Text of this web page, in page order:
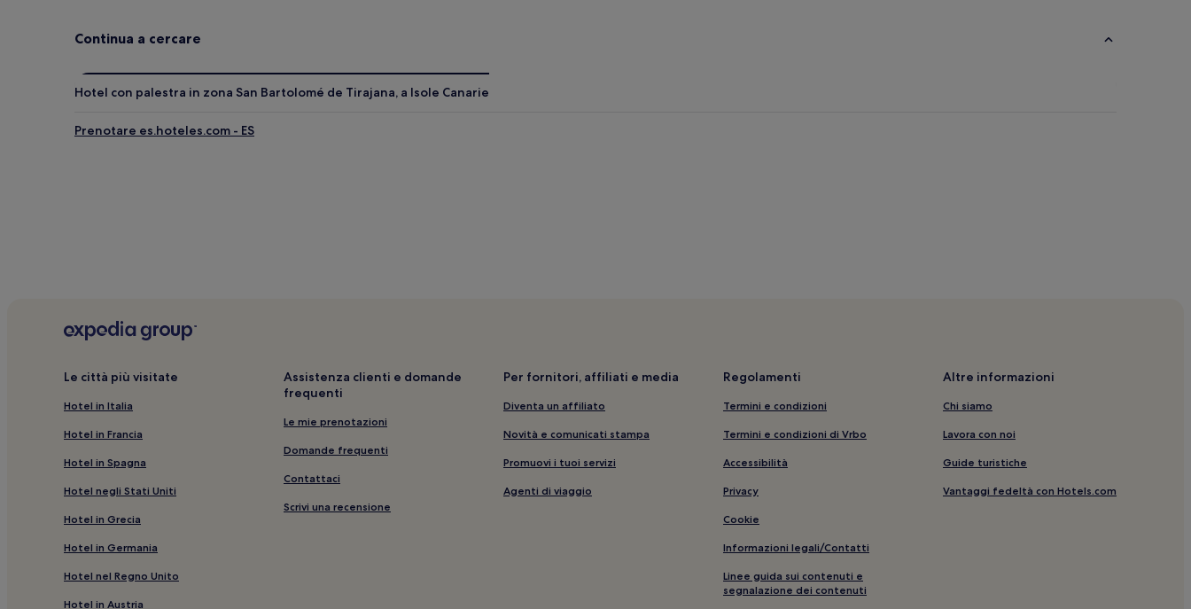
El Juncal: hotel
Mogan: Hotel con palestra
Ingenio: hotel
Santa Brigida: hotel
Las Lagunetas: hotel
Monte León: hotel
Gran Canaria: Hotel sulla spiaggia
Mogan: hotel a 4 stelle
Los Palmitos: hotel
San Bartolomé de Tirajana: Hotel economici
Comarca Sur: hotel
Cuesta la Grama: hotel
Mogan: Hotel di lusso
Mogan: hotel
Diga delle Ragazze: hotel nelle vicinanze
Gran Canaria: Guest house
Continua a cercare
Hotel con palestra in zona San Bartolomé de Tirajana, a Isole Canarie
Prenotare es.hoteles.com - ES
Le città più visitate
Hotel in Italia
Hotel in Francia
Hotel in Spagna
Hotel negli Stati Uniti
Hotel in Grecia
Hotel in Germania
Hotel nel Regno Unito
Hotel in Austria
Assistenza clienti e domande
frequenti
Le mie prenotazioni
Domande frequenti
Contattaci
Scrivi una recensione
Per fornitori, affiliati e media
Diventa un affiliato
Novità e comunicati stampa
Promuovi i tuoi servizi
Agenti di viaggio
Regolamenti
Termini e condizioni
Termini e condizioni di Vrbo
Accessibilità
Privacy
Cookie
Informazioni legali/Contatti
Linee guida sui contenuti e
segnalazione dei contenuti
Altre informazioni
Chi siamo
Lavora con noi
Guide turistiche
Vantaggi fedeltà con Hotels.com